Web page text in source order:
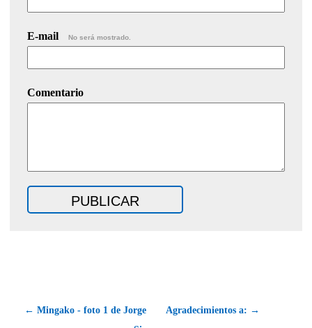
E-mail No será mostrado.
Comentario
← Mingako - foto 1 de Jorge
Agradecimientos a: →